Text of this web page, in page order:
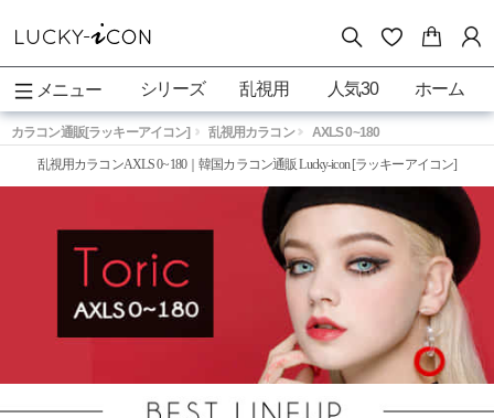
メニュー シリーズ 乱視用 人気30 ホーム
カラコン通販[ラッキーアイコン] 乱視用カラコン AXLS 0~180
乱視用カラコンAXLS 0~180｜韓国カラコン通販 Lucky-icon [ラッキーアイコン]